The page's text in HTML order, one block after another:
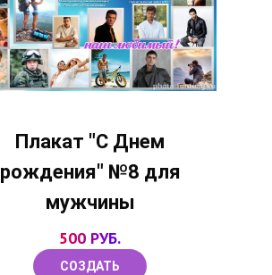
Плакат "С Днем
рождения" №8 для
мужчины
500 РУБ.
СОЗДАТЬ